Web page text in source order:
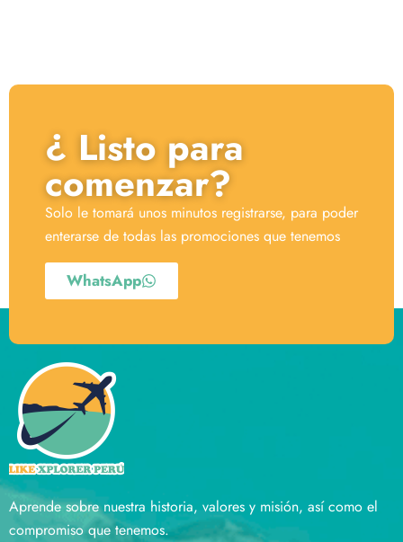
¿ Listo para
comenzar?
Solo le tomará unos minutos registrarse, para poder
enterarse de todas las promociones que tenemos
WhatsApp
Aprende sobre nuestra historia, valores y misión, así como el
compromiso que tenemos.